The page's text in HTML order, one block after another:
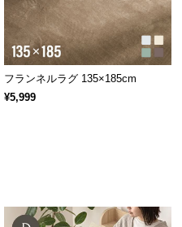
フランネルラグ 135×185cm
¥5,999